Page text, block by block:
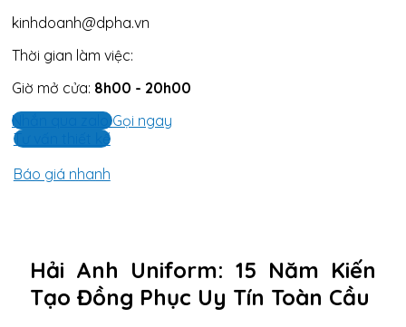
kinhdoanh@dpha.vn
Thời gian làm việc:
Giờ mở cửa: 8h00 - 20h00
Nhắn qua zalo
Gọi ngay
Tư vấn thiết kế
Báo giá nhanh
Hải Anh Uniform: 15 Năm Kiến
Tạo Đồng Phục Uy Tín Toàn Cầu